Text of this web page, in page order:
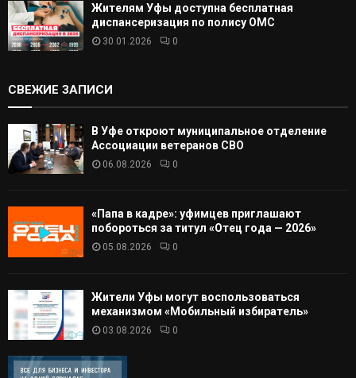
Жителям Уфы доступна бесплатная
диспансеризация по полису ОМС
30.01.2026 0
СВЕЖИЕ ЗАПИСИ
В Уфе откроют муниципальное отделение
Ассоциации ветеранов СВО
06.08.2026 0
«Папа в кадре»: уфимцев приглашают
побороться за титул «Отец года — 2026»
05.08.2026 0
Жители Уфы могут воспользоваться
механизмом «Мобильный избиратель»
03.08.2026 0